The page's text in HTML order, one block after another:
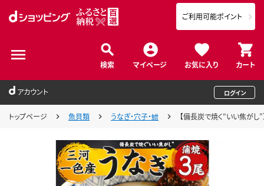
検索 マイページ お気に入り カート
ご利用可能ポイント
アカウント ログイン
トップページ 魚貝類 うなぎ・穴子・鱧 【備長炭で焼く“いい焦が